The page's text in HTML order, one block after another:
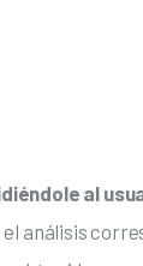
al
análisis